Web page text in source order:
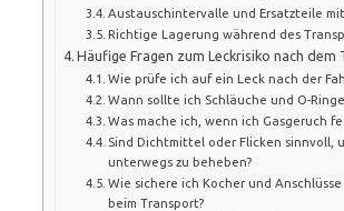
Austauschintervalle und Ersatzteile
Richtige Lagerung während des
Häufige Fragen zum Leckrisiko nach dem
Wie prüfe ich auf ein Leck nach der
Wann sollte ich Schläuche und O-
Was mache ich, wenn ich Gasgeruch
Sind Dichtmittel oder Flicken sinnvoll,
unterwegs zu beheben?
Wie sichere ich Kocher und
beim Transport?